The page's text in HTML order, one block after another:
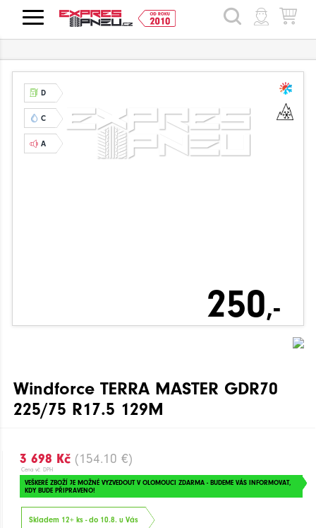
HLEDAT
D
C
A
250,-
Windforce TERRA MASTER GDR70
225/75 R17.5 129M
3 698 Kč (154.10 €)
Cena vč. DPH
VEŠKERÉ ZBOŽÍ JE MOŽNÉ VYZVEDOUT V OLOMOUCI ZDARMA - BUDEME VÁS INFORMOVAT,
KDY BUDE PŘIPRAVENO!
Skladem 12+ ks - do 10.8. u Vás